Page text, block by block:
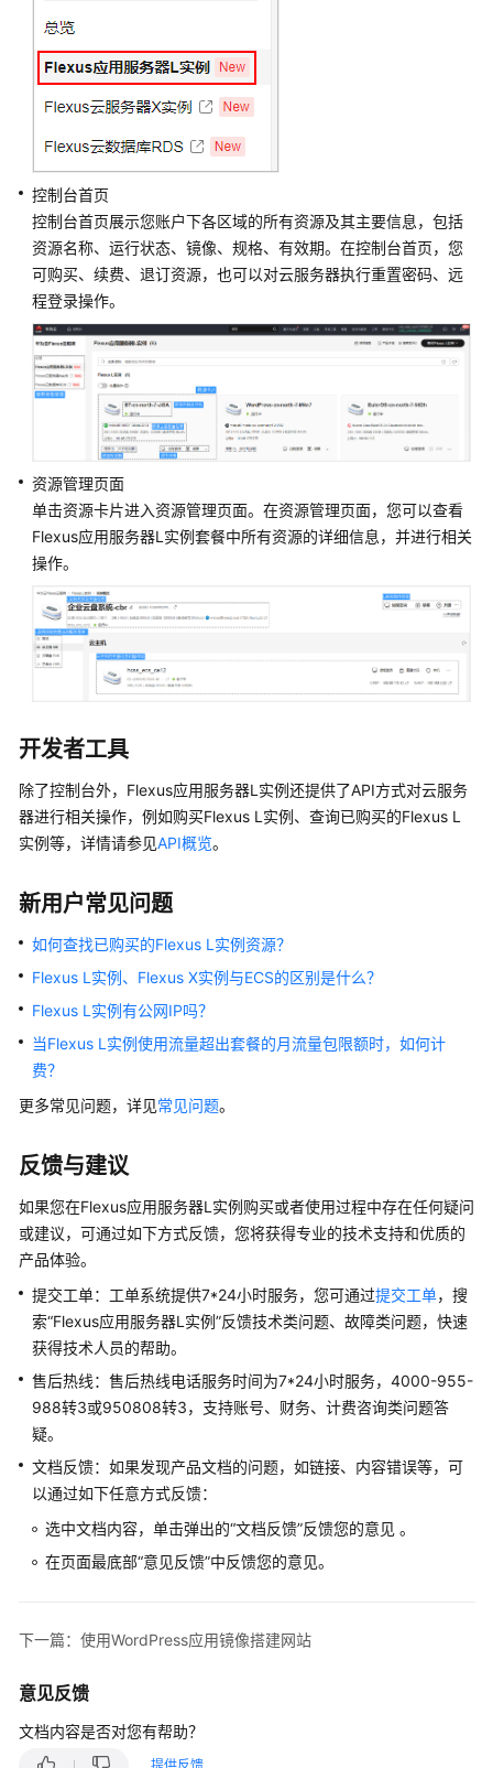
见
问
题
频
帮
助
通
用
参
考
共
担
云
务
等
级
皮
书
资
持
区
系
统
权
限
控制台首页
控制台首页展示您账户下各区域的所有资源及其主要信息，包括
资源名称、运行状态、镜像、规格、有效期。在控制台首页，您
可购买、续费、退订资源，也可以对云服务器执行重置密码、远
程登录操作。
资源管理页面
单击资源卡片进入资源管理页面。在资源管理页面，您可以查看
Flexus应用服务器L实例套餐中所有资源的详细信息，并进行相关
操作。
开发者工具
除了控制台外， Flexus应用服务器L实例还提供了API方式对云服务
器进行相关操作，例如购买Flexus L实例、查询已购买的Flexus L
实例等，详情请参见API概览。
新用户常见问题
如何查找已购买的Flexus L实例资源？
Flexus L实例、Flexus X实例与ECS的区别是什么？
Flexus L实例有公网IP吗？
当Flexus L实例使用流量超出套餐的月流量包限额时，如何计
费？
更多常见问题，详见常见问题。
反馈与建议
如果您在Flexus应用服务器L实例购买或者使用过程中存在任何疑问
或建议，可通过如下方式反馈，您将获得专业的技术支持和优质的
产品体验。
提交工单：工单系统提供7*24小时服务，您可通过提交工单，搜
索“Flexus应用服务器L实例”反馈技术类问题、故障类问题，快速
获得技术人员的帮助。
售后热线：售后热线电话服务时间为7*24小时服务，4000-955-
988转3或950808转3，支持账号、财务、计费咨询类问题答
疑。
文档反馈：如果发现产品文档的问题，如链接、内容错误等，可
以通过如下任意方式反馈：
选中文档内容，单击弹出的“文档反馈”反馈您的意见 。
在页面最底部“意见反馈”中反馈您的意见。
下一篇：使用WordPress应用镜像搭建网站
意见反馈
文档内容是否对您有帮助？